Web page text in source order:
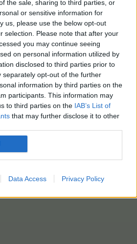
the sale, sharing to third parties, or
or sensitive information for
us, please use the below opt-out
selection. Please note that after your
you may continue seeing
on personal information utilized by
disclosed to third parties prior to
separately opt-out of the further
information by third parties on the
participants. This information may
to third parties on the IAB’s List of
that may further disclose it to other
Data Access Privacy Policy